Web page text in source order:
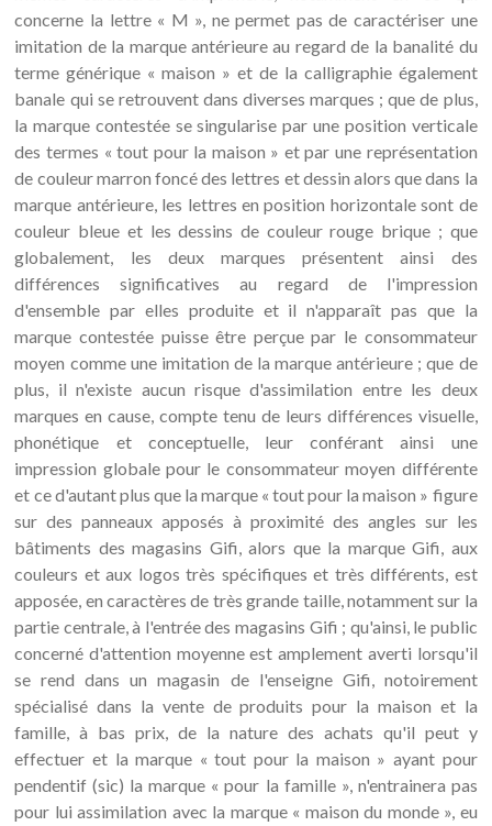
concerne la lettre « M », ne permet pas de caractériser une
imitation de la marque antérieure au regard de la banalité du
terme générique « maison » et de la calligraphie également
banale qui se retrouvent dans diverses marques ; que de plus,
la marque contestée se singularise par une position verticale
des termes « tout pour la maison » et par une représentation
de couleur marron foncé des lettres et dessin alors que dans la
marque antérieure, les lettres en position horizontale sont de
couleur bleue et les dessins de couleur rouge brique ; que
globalement, les deux marques présentent ainsi des
différences significatives au regard de l'impression
d'ensemble par elles produite et il n'apparaît pas que la
marque contestée puisse être perçue par le consommateur
moyen comme une imitation de la marque antérieure ; que de
plus, il n'existe aucun risque d'assimilation entre les deux
marques en cause, compte tenu de leurs différences visuelle,
phonétique et conceptuelle, leur conférant ainsi une
impression globale pour le consommateur moyen différente
et ce d'autant plus que la marque « tout pour la maison » figure
sur des panneaux apposés à proximité des angles sur les
bâtiments des magasins Gifi, alors que la marque Gifi, aux
couleurs et aux logos très spécifiques et très différents, est
apposée, en caractères de très grande taille, notamment sur la
partie centrale, à l'entrée des magasins Gifi ; qu'ainsi, le public
concerné d'attention moyenne est amplement averti lorsqu'il
se rend dans un magasin de l'enseigne Gifi, notoirement
spécialisé dans la vente de produits pour la maison et la
famille, à bas prix, de la nature des achats qu'il peut y
effectuer et la marque « tout pour la maison » ayant pour
pendentif (sic) la marque « pour la famille », n'entrainera pas
pour lui assimilation avec la marque « maison du monde », eu